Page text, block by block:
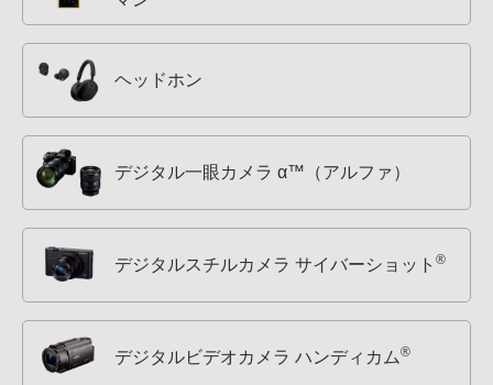
ヘッドホン
デジタル一眼カメラ α™（アルファ）
デジタルスチルカメラ サイバーショット ®
デジタルビデオカメラ ハンディカム®